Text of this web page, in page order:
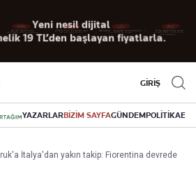
Yeni nesil dijital
19 TL’den başlayan fiyatlarla.
GİRİŞ
YAZARLARBİZİM SAYFAGÜNDEMPOLİTİKA
İtalya'dan yakın takip: Fiorentina devrede